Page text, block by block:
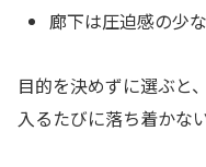
廊下は圧迫感の少
目的を決めずに選ぶと
入るたびに落ち着かな